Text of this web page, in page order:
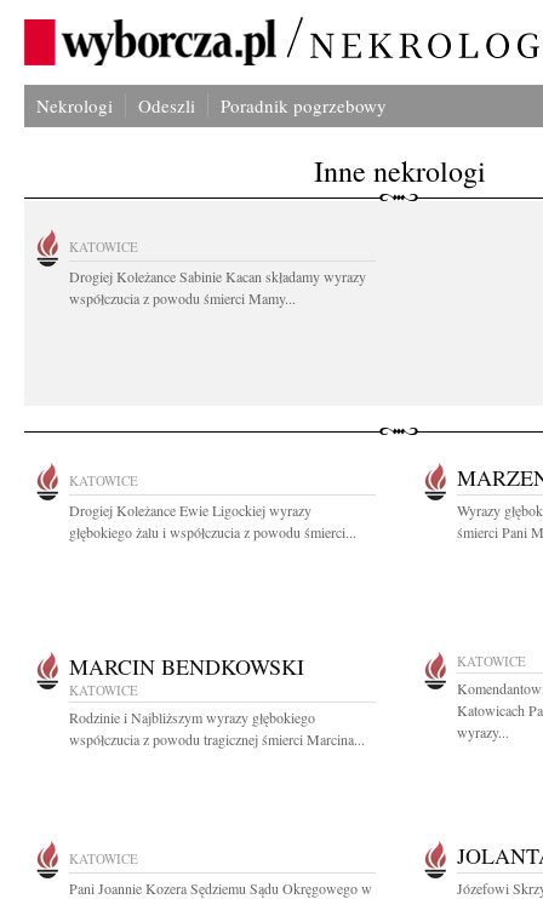
Nekrologi Odeszli Poradnik pogrzebowy
Inne nekrologi
KATOWICE
Drogiej Koleżance Sabinie Kacan składamy wyrazy
współczucia z powodu śmierci Mamy...
KATOWICE
Drogiej Koleżance Ewie Ligockiej wyrazy
głębokiego żalu i współczucia z powodu śmierci...
Wyrazy
śmierci Pani
MARCIN BENDKOWSKI
KATOWICE
Rodzinie i Najbliższym wyrazy głębokiego
współczucia z powodu tragicznej śmierci Marcina...
KATOWICE
Katowicach
wyrazy...
KATOWICE
Pani Joannie Kozera Sędziemu Sądu Okręgowego w
Józefowi